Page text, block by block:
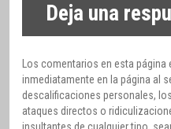
Deja una
Los comentarios en esta página
inmediatamente en la página al
descalificaciones personales,
ataques directos o
insultantes de cualquier tipo,